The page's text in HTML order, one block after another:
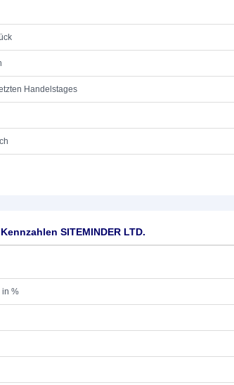
Handelstages
SITEMINDER LTD.
in %